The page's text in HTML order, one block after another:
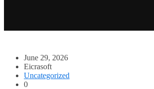
June 29, 2026
Eicrasoft
Uncategorized
0